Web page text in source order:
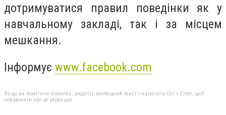
дотримуватися правил поведінки як у
навчальному закладі, так і за місцем
мешкання.
Інформує www.facebook.com
Якщо ви помітили помилку, виділіть необхідний текст і натисніть Ctrl + Enter, щоб
повідомити про це редакцію